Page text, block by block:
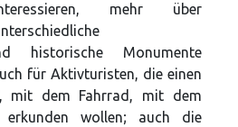
mehr über
historische Monumente
für Aktivturisten, die einen
mit dem Fahrrad, mit dem
wollen; auch die